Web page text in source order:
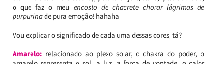
o que faz o meu encosto de chacrete chorar lágrimas de
purpurinade pura emoção! hahaha
Vou explicar o significado de cada uma dessas cores, tá?
Amarelo: relacionado ao plexo solar, o chakra do poder, o